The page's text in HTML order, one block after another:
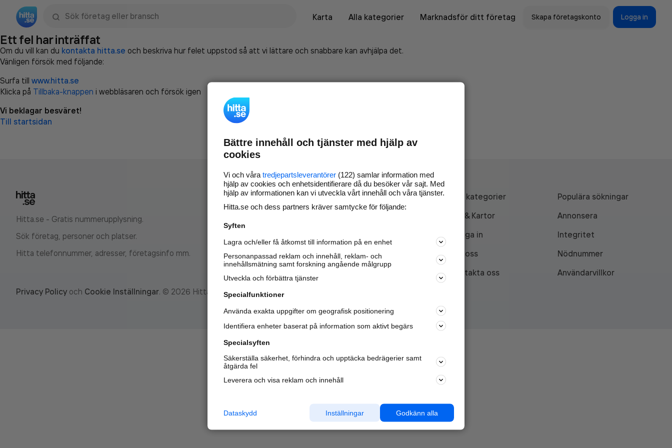
Karta
Alla kategorier Marknadsför ditt företag Skapa företagskonto Logga in
Ett fel har inträffat
Om du vill kan du kontakta hitta.se och beskriva hur felet uppstod så att vi lättare och snabbare kan avhjälpa det.
Vänligen försök med följande:
Surfa till www.hitta.se
Klicka på Tillbaka-knappen i webbläsaren och försök igen
Vi beklagar besväret!
Till startsidan
Hitta.se - Gratis nummerupplysning.
Sök företag, personer och platser.
Hitta telefonnummer, adresser, företagsinfo mm.
Marknadsför företaget på
nya kunder och
samarbetspartners nära dig.
Läs mer här
Alla kategorier
Populära sökningar
API & Kartor
Annonsera
Logga in
Integritet
Om oss
Nödnummer
Kontakta oss
Användarvillkor
Privacy Policy och Cookie Inställningar. © 2026 Hitta.se
Bättre innehåll och tjänster med hjälp av
cookies
Vi och våra tredjepartsleverantörer (122) samlar information med
hjälp av cookies och enhetsidentifierare då du besöker vår sajt. Med
hjälp av informationen kan vi utveckla vårt innehåll och våra tjänster.
Hitta.se och dess partners kräver samtycke för följande:
Syften
Lagra och/eller få åtkomst till information på en enhet
Personanpassad reklam och innehåll, reklam- och
innehållsmätning samt forskning angående målgrupp
Utveckla och förbättra tjänster
Specialfunktioner
Använda exakta uppgifter om geografisk positionering
Identifiera enheter baserat på information som aktivt begärs
Specialsyften
Säkerställa säkerhet, förhindra och upptäcka bedrägerier samt
åtgärda fel
Leverera och visa reklam och innehåll
Godkänn alla
Inställningar
Dataskydd